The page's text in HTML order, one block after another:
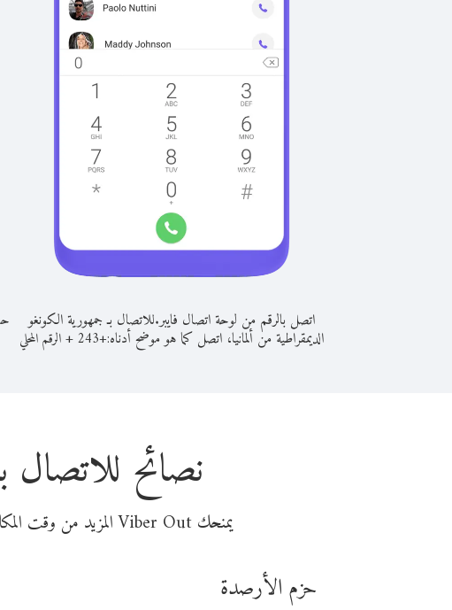
اتصل بالرقم من لوحة اتصال فايبر.للاتصال بـ جمهورية الكونغو
الديمقراطية من ألمانيا، اتصل كما هو موضح أدناه:+
243
+الرقم المحلي
نصائح للاتصال
يمنحك Viber Out المزيد من وقت المكالمة مقابل تكلفة أقل من المال. اختر من أحد خيارات الاتصال المرنة ذات السعر المنخفض:
حزم الأرصدة